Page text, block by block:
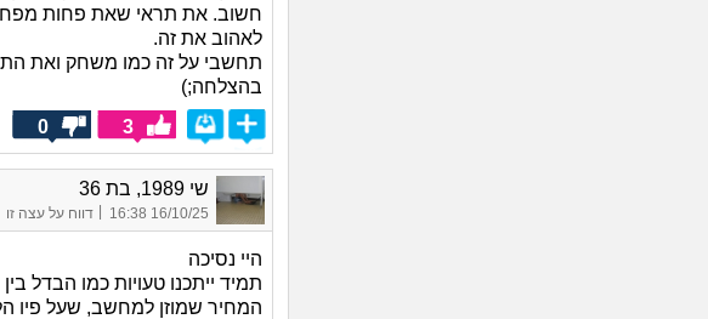
חשוב. את תראי שאת פחות
לאהוב את זה.
תחשבי על זה כמו משחק ואת
בהצלחה;)
3
0
שי 1989, בת 36
16/10/25 16:38 דווח על עצה זו
היי נסיכה
תמיד ייתכנו טעויות כמו הבדל
המחיר שמוזן למחשב, שעל פיו